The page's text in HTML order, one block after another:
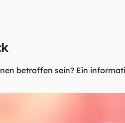
betroffen sein? Ein